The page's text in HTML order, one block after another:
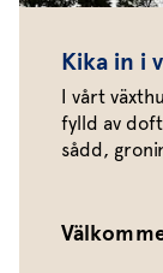
Kika in i
I vårt
fylld av
sådd,